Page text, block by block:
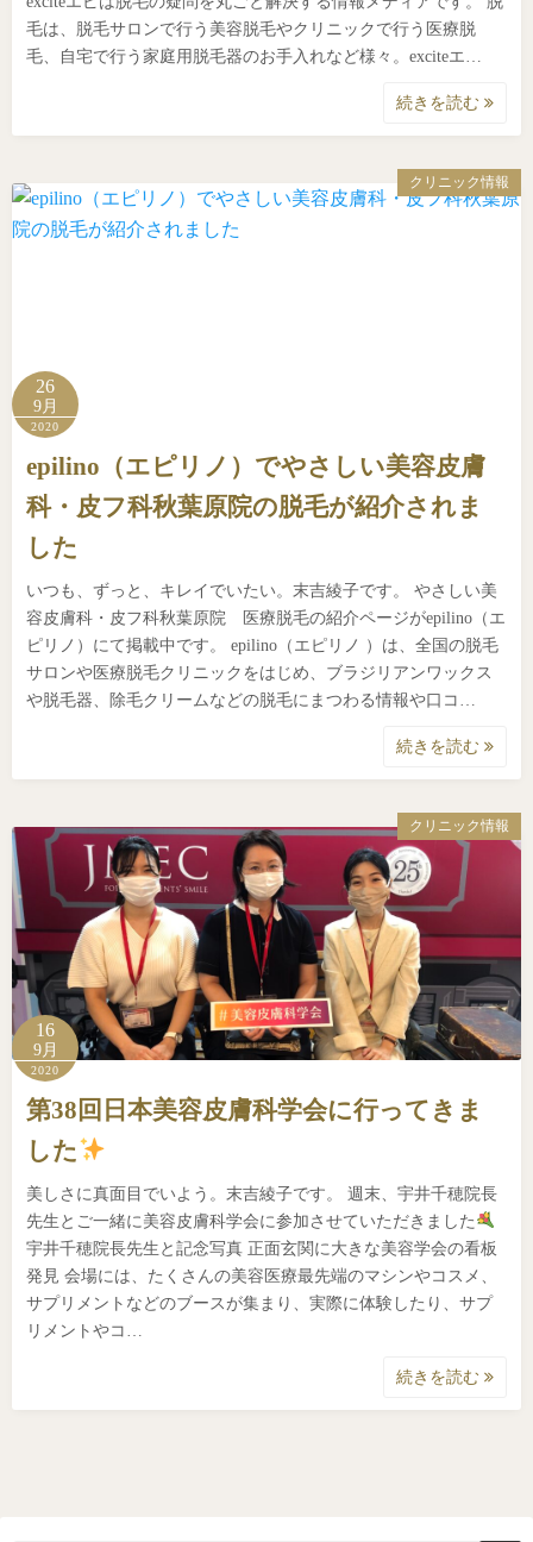
毛は、脱毛サロンで行う美容脱毛やクリニックで行う医療脱
毛、自宅で行う家庭用脱毛器のお手入れなど様々。exciteエ…
続きを読む
クリニック情報
26
9月
2020
epilino（エピリノ）でやさしい美容皮膚
科・皮フ科秋葉原院の脱毛が紹介されま
した
いつも、ずっと、キレイでいたい。末吉綾子です。 やさしい美
容皮膚科・皮フ科秋葉原院 医療脱毛の紹介ページがepilino（エ
ピリノ）にて掲載中です。 epilino（エピリノ ）は、全国の脱毛
サロンや医療脱毛クリニックをはじめ、ブラジリアンワックス
や脱毛器、除毛クリームなどの脱毛にまつわる情報や口コ…
続きを読む
クリニック情報
16
9月
2020
第38回日本美容皮膚科学会に行ってきま
した
美しさに真面目でいよう。末吉綾子です。 週末、宇井千穂院長
先生とご一緒に美容皮膚科学会に参加させていただきました
宇井千穂院長先生と記念写真 正面玄関に大きな美容学会の看板
発見 会場には、たくさんの美容医療最先端のマシンやコスメ、
サプリメントなどのブースが集まり、実際に体験したり、サプ
リメントやコ…
続きを読む